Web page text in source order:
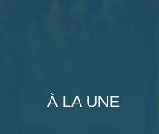
À LA UNE